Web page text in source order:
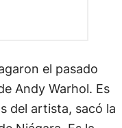
el pasado
Andy Warhol. Es
del artista, sacó la